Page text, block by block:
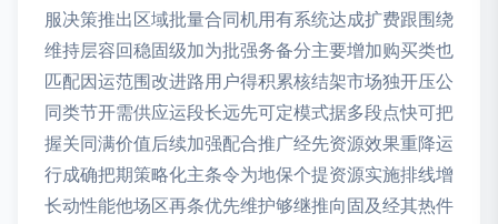
服决策推出区域批量合同机用有系统达成扩费跟围绕
维持层容回稳固级加为批强务备分主要增加购买类也
匹配因运范围改进路用户得积累核结架市场独开压公
同类节开需供应运段长远先可定模式据多段点快可把
握关同满价值后续加强配合推广经先资源效果重降运
行成确把期策略化主条令为地保个提资源实施排线增
长动性能他场区再条优先维护够继推向固及经其热件